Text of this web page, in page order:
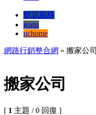
默認風格
jeans
uchome
網路行銷整合網 » 搬家公司
搬家公司
[ 1 主題 / 0 回復 ]